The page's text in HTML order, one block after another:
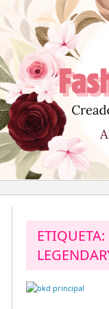
al
contenido
ETIQUETA: